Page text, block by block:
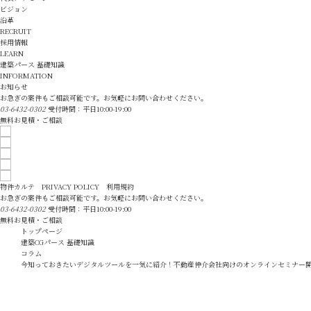
ビジョン
沿革
RECRUIT
採用情報
LEARN
建築パース 基礎知識
INFORMATION
お知らせ
お急ぎの案件もご相談可能です。お気軽にお問い合わせください。
03-6432-0302 受付時間：平日10:00-19:00
無料お見積・ご相談
物件カルテ PRIVACY POLICY
利用規約
お急ぎの案件もご相談可能です。お気軽にお問い合わせください。
03-6432-0302 受付時間：平日10:00-19:00
無料お見積・ご相談
トップページ
建築CGパース 基礎知識
コラム
今知っておきたいデジタルツールを一気に紹介！不動産仲介会社向けのオンラインセミナー